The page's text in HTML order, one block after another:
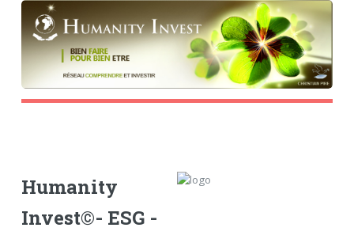
Humanity
Invest©- ESG -